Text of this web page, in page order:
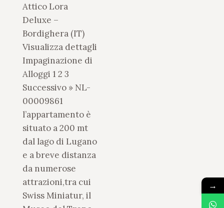
Attico Lora
Deluxe –
Bordighera (IT)
Visualizza dettagli
Impaginazione di
Alloggi 1 2 3
Successivo » NL-
00009861
l’appartamento è
situato a 200 mt
dal lago di Lugano
e a breve distanza
da numerose
attrazioni,tra cui
Swiss Miniatur, il
→